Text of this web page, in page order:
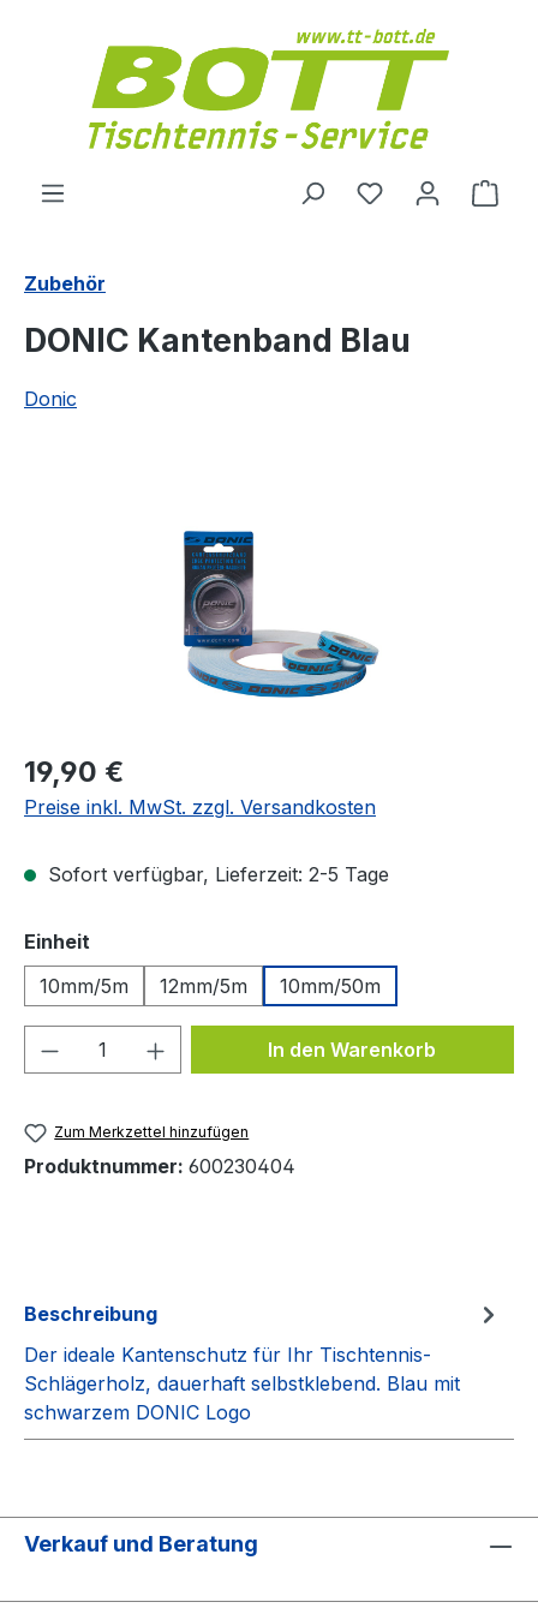
Du hast 0
Zubehör
DONIC Kantenband Blau
Donic
Regulärer Preis:
19,90 €
Preise inkl. MwSt. zzgl. Versandkosten
Sofort verfügbar, Lieferzeit: 2-5 Tage
Einheit
10mm/5m
12mm/5m 10mm/50m
Produkt Anzahl: Gib denIn den Warenkorb
Zum Merkzettel hinzufügen
Produktnummer: 600230404
Beschreibung
Der ideale Kantenschutz für Ihr Tischtennis-
Schlägerholz, dauerhaft selbstklebend. Blau mit
schwarzem DONIC Logo
Verkauf und Beratung